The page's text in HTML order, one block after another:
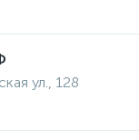
ул., 128